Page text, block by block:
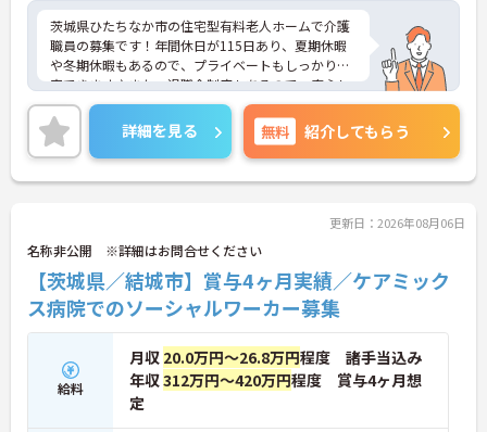
・夜勤明けの翌日は原則としてお休みとなるシフト
編成が組まれており、しっかりと休息を取りながら
長期的な就業が可能です
＜評価制度でキャリアアップ＞
・介護福祉士や初任者研修などの資格や実務経験、
夜勤回数がしっかりと給与に反映されるためモチベ
ーションを維持できます
・年次を問わずリーダーや主任などのマネジメント
職へ昇格する事例も多数あり、腰を据えて長期的な
キャリア形成が可能です
茨城県ひたちなか市の住宅型有料老人ホームで介護
職員の募集です！年間休日が115日あり、夏期休暇
や冬期休暇もあるので、プライベートもしっかり充
実できます♪また、退職金制度もあるので、安心し
て長く働きやすい環境が整っています◎ご興味のあ
る方は、面接ポイントをお伝えしますので、お気軽
にご連絡ください。
詳細を見る 無料 紹介してもらう
更新日：2026年08月06日
名称非公開 ※詳細はお問合せください
【茨城県／結城市】賞与4ヶ月実績／ケアミック
ス病院でのソーシャルワーカー募集
給料
月収 20.0万円～26.8万円程度 諸手当込み
年収312万円～420万円程度 賞与4ヶ月想
定